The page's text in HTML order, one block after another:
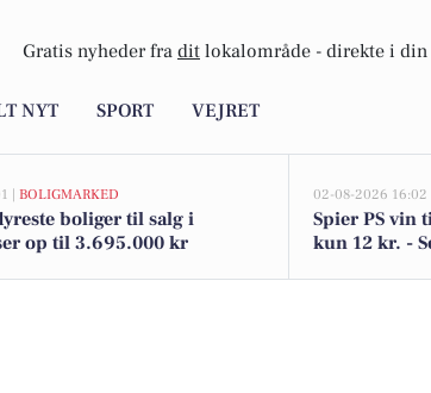
Gratis nyheder fra dit lokalområde - direkte i
NYT SPORT VEJRET
| BOLIGMARKED
boliger til salg i
op til 3.695.000 kr
02-08-2026 16:02 |
Spier PS vin
kun 12 kr. -